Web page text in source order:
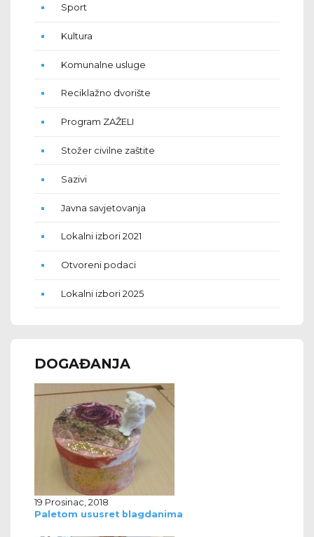
Sport
Kultura
Komunalne usluge
Reciklažno dvorište
Program ZAŽELI
Stožer civilne zaštite
Sazivi
Javna savjetovanja
Lokalni izbori 2021
Otvoreni podaci
Lokalni izbori 2025
DOGAĐANJA
19 Prosinac, 2018
Paletom ususret blagdanima